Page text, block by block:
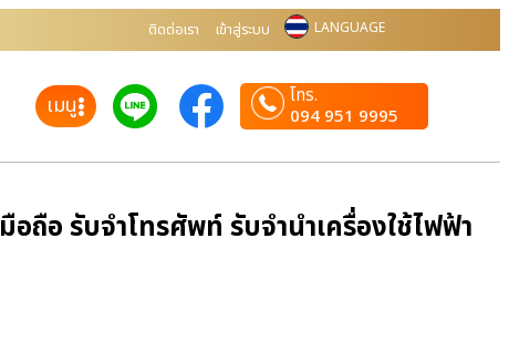
ติดต่อเรา เข้าสู่ระบบ LANGUAGE
เมนู
โทร.
094 951 9995
ถือ รับจำโทรศัพท์ รับจำนำเครื่องใช้ไฟฟ้า